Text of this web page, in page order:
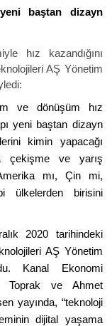
baştan dizayn
hız kazandığını
AŞ Yönetim
ve dönüşüm hız
yeni baştan dizayn
kimin yapacağı
çekişme ve yarış
mı, Çin mi,
ülkelerden birisini
2020 tarihindeki
AŞ Yönetim
Kanal Ekonomi
Toprak ve Ahmet
yayında, “teknoloji
dijital yaşama